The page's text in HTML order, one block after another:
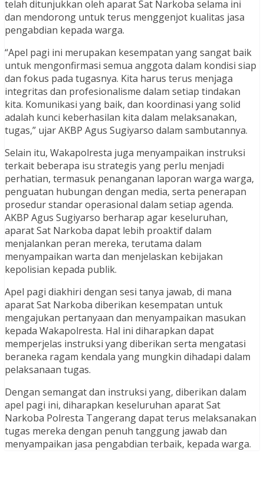
telah ditunjukkan oleh aparat Sat Narkoba selama ini
dan mendorong untuk terus menggenjot kualitas jasa
pengabdian kepada warga.
“Apel pagi ini merupakan kesempatan yang sangat baik
untuk mengonfirmasi semua anggota dalam kondisi siap
dan fokus pada tugasnya. Kita harus terus menjaga
integritas dan profesionalisme dalam setiap tindakan
kita. Komunikasi yang baik, dan koordinasi yang solid
adalah kunci keberhasilan kita dalam melaksanakan,
tugas,” ujar AKBP Agus Sugiyarso dalam sambutannya.
Selain itu, Wakapolresta juga menyampaikan instruksi
terkait beberapa isu strategis yang perlu menjadi
perhatian, termasuk penanganan laporan warga warga,
penguatan hubungan dengan media, serta penerapan
prosedur standar operasional dalam setiap agenda.
AKBP Agus Sugiyarso berharap agar keseluruhan,
aparat Sat Narkoba dapat lebih proaktif dalam
menjalankan peran mereka, terutama dalam
menyampaikan warta dan menjelaskan kebijakan
kepolisian kepada publik.
Apel pagi diakhiri dengan sesi tanya jawab, di mana
aparat Sat Narkoba diberikan kesempatan untuk
mengajukan pertanyaan dan menyampaikan masukan
kepada Wakapolresta. Hal ini diharapkan dapat
memperjelas instruksi yang diberikan serta mengatasi
beraneka ragam kendala yang mungkin dihadapi dalam
pelaksanaan tugas.
Dengan semangat dan instruksi yang, diberikan dalam
apel pagi ini, diharapkan keseluruhan aparat Sat
Narkoba Polresta Tangerang dapat terus melaksanakan
tugas mereka dengan penuh tanggung jawab dan
menyampaikan jasa pengabdian terbaik, kepada warga.